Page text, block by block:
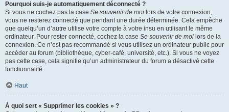
Pourquoi suis-je automatiquement déconnecté ?
Si vous ne cochez pas la case Se souvenir de moi lors de votre connexion,
vous ne resterez connecté que pendant une durée déterminée. Cela empêche
que quelqu’un d’autre utilise votre compte à votre insu en utilisant le même
ordinateur. Pour rester connecté, cochez la case Se souvenir de moi lors de la
connexion. Ce n’est pas recommandé si vous utilisez un ordinateur public pour
accéder au forum (bibliothèque, cyber-café, université, etc.). Si vous ne voyez
pas cette case, cela signifie qu’un administrateur du forum a désactivé cette
fonctionnalité.
Haut
À quoi sert « Supprimer les cookies » ?